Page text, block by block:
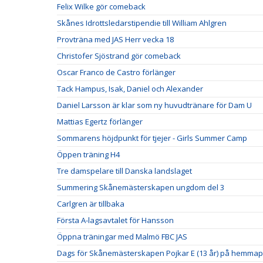
Felix Wilke gör comeback
Skånes Idrottsledarstipendie till William Ahlgren
Provträna med JAS Herr vecka 18
Christofer Sjöstrand gör comeback
Oscar Franco de Castro förlänger
Tack Hampus, Isak, Daniel och Alexander
Daniel Larsson är klar som ny huvudtränare för Dam U
Mattias Egertz förlänger
Sommarens höjdpunkt för tjejer - Girls Summer Camp
Öppen träning H4
Tre damspelare till Danska landslaget
Summering Skånemästerskapen ungdom del 3
Carlgren är tillbaka
Första A-lagsavtalet för Hansson
Öppna träningar med Malmö FBC JAS
Dags för Skånemästerskapen Pojkar E (13 år) på